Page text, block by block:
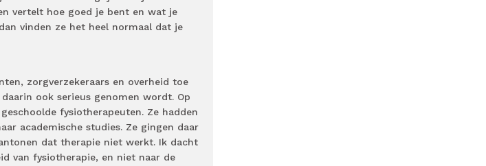
vertelt hoe goed je bent en wat je
vinden ze het heel normaal dat je
zorgverzekeraars en overheid toe
ook serieus genomen wordt. Op
fysiotherapeuten. Ze hadden
academische studies. Ze gingen daar
dat therapie niet werkt. Ik dacht
van fysiotherapie, en niet naar de